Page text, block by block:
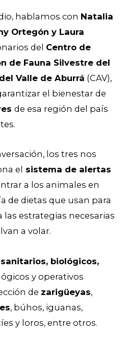
hablamos con Natalia
Ortegón y Laura
del Centro de
de Fauna Silvestre del
Valle de Aburrá (CAV),
el bienestar de
de esa región del país
los tres nos
el sistema de alertas
a los animales en
de dietas que usan para
las estrategias necesarias
a volar.
sanitarios, biológicos,
y operativos
de zarigüeyas,
, búhos, iguanas,
y loros, entre otros.